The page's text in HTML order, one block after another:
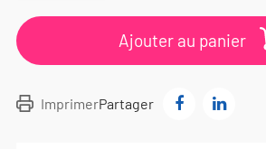
Ajouter au panier
ImprimerPartager